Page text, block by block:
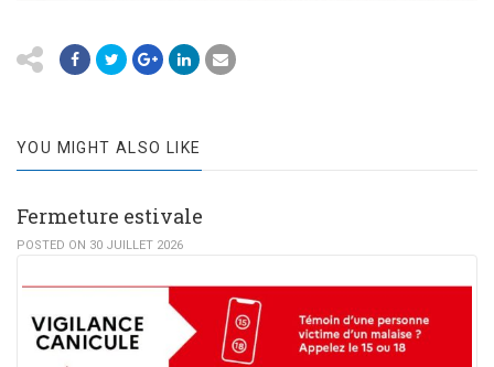
YOU MIGHT ALSO LIKE
Fermeture estivale
POSTED ON 30 JUILLET 2026